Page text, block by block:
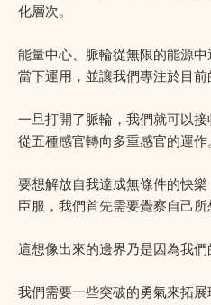
化層次。
能量中心、脈輪從無限的能源
當下運用，並讓我們專注於目前
一旦打開了脈輪，我們就可以
從五種感官轉向多重感官的運作。
要想解放自我達成無條件的快
臣服，我們首先需要覺察自己所
這想像出來的邊界乃是因為我們
我們需要一些突破的勇氣來拓展